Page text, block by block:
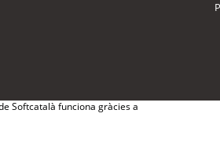
Softcatalà funciona gràcies a